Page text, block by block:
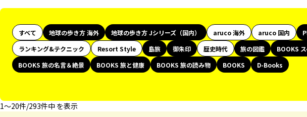
すべて 地球の歩き方 海外 地球の歩き方 Jシリーズ（国内） aruco 海外 aruco 国内
ランキング&テクニック
Resort Style 島旅 御朱印 歴史時代 旅の図鑑
BOOKS
BOOKS 旅の名言＆絶景
BOOKS 旅と健康 BOOKS 旅の読み物 BOOKS
D-Books
1〜20件/293件中 を表示